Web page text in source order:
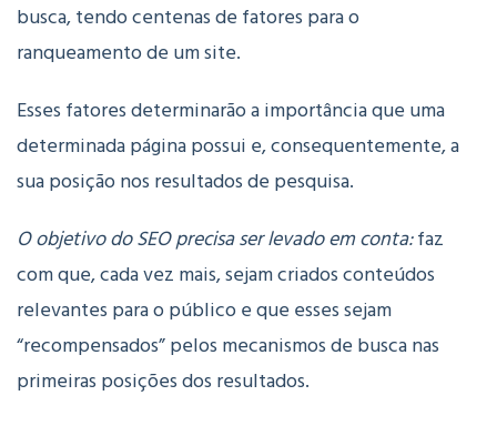
busca, tendo centenas de fatores para o
ranqueamento de um site.
Esses fatores determinarão a importância que uma
determinada página possui e, consequentemente, a
sua posição nos resultados de pesquisa.
O objetivo do SEO precisa ser levado em conta:faz
com que, cada vez mais, sejam criados conteúdos
relevantes para o público e que esses sejam
“recompensados” pelos mecanismos de busca nas
primeiras posições dos resultados.